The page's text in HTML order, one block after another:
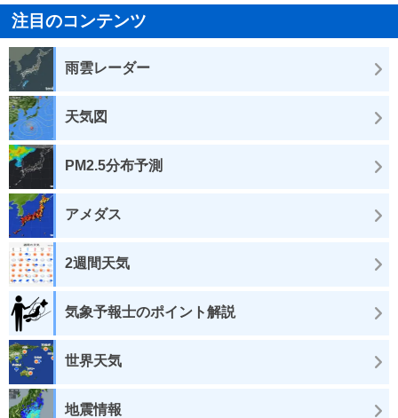
注目のコンテンツ
雨雲レーダー
天気図
PM2.5分布予測
アメダス
2週間天気
気象予報士のポイント解説
世界天気
地震情報